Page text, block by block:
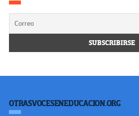
OTRASVOCESENEDUCACION.ORG